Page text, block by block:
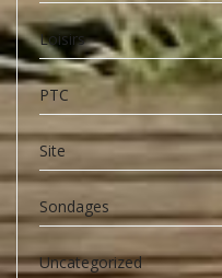
Loisirs
PTC
Site
Sondages
Uncategorized